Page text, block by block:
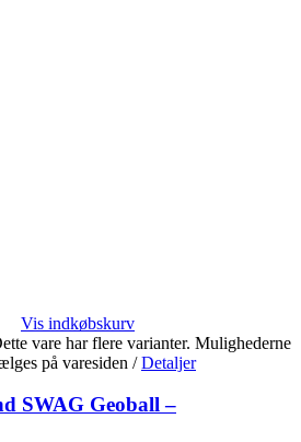
Vis indkøbskurv
vare har flere varianter. Mulighederne
på varesiden / Detaljer
SWAG Geoball –